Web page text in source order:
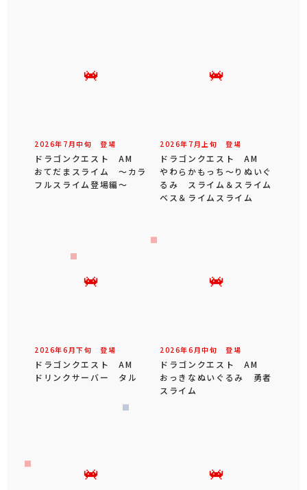
2026年 7 月中旬 登場
ドラゴンクエスト AM
おてだまスライム ～カラ
フルスライム登場編～
2026年 7 月 上旬 登場
ドラゴンクエスト AM
やわらかもっち～りぬいぐ
るみ スライム＆スライム
ベス＆ライムスライム
2026年6 月下旬 登場
ドラゴンクエスト AM
ドリンクサーバー タル
2026年6 月中旬 登場
ドラゴンクエスト AM
おっきなぬいぐるみ 勇者
スライム